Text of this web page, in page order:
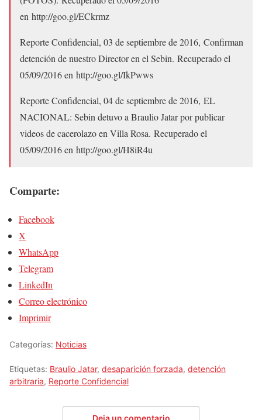
en http://goo.gl/ECkrmz
Reporte Confidencial, 03 de septiembre de 2016, Confirman
detención de nuestro Director en el Sebin. Recuperado el
05/09/2016 en http://goo.gl/IkPwws
Reporte Confidencial, 04 de septiembre de 2016, EL
NACIONAL: Sebin detuvo a Braulio Jatar por publicar
videos de cacerolazo en Villa Rosa. Recuperado el
05/09/2016 en http://goo.gl/H8iR4u
Comparte:
Facebook
X
WhatsApp
Telegram
LinkedIn
Correo electrónico
Imprimir
Categorías: Noticias
Etiquetas: Braulio Jatar, desaparición forzada, detención
arbitraria, Reporte Confidencial
Deja un comentario